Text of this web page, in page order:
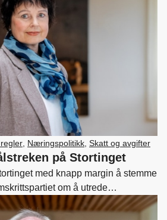
Næringspolitikk Skatt og avgifter
på Stortinget
med knapp margin å stemme
om å utrede
av 2G-nettet fra 2027/28 vil ha
vurdere tiltak slik at arbeidet med